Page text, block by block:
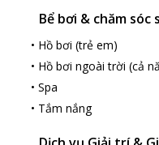
suốt kì nghỉ. Nhà Hàng Á
tạo vô cùng bài bản và
Bể bơi & chăm sóc
• Hồ bơi (trẻ em)
• Hồ bơi ngoài trời (cả
• Spa
• Tắm nắng